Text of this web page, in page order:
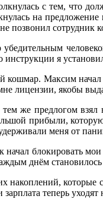
с тем, что
на
позвонил
инструкции я
кошмар. Максим
лицензии, якобы
же предлогом
прибыли,
меня от
начал блокировать
днём
накоплений,
теперь